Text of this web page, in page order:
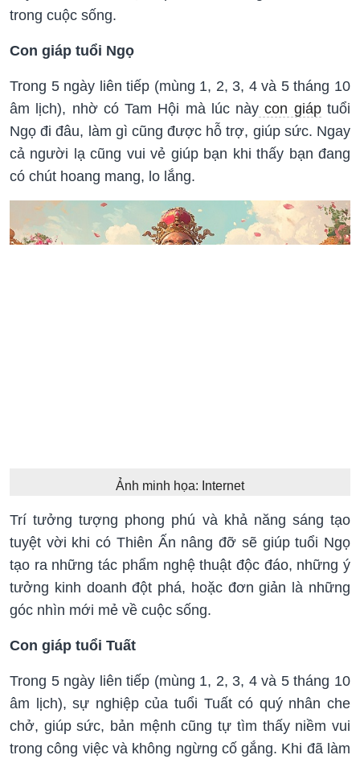
trong cuộc sống.
Con giáp tuổi Ngọ
Trong 5 ngày liên tiếp (mùng 1, 2, 3, 4 và 5 tháng 10
âm lịch), nhờ có Tam Hội mà lúc này con giáptuổi
Ngọ đi đâu, làm gì cũng được hỗ trợ, giúp sức. Ngay
cả người lạ cũng vui vẻ giúp bạn khi thấy bạn đang
có chút hoang mang, lo lắng.
Ảnh minh họa: Internet
Trí tưởng tượng phong phú và khả năng sáng tạo
tuyệt vời khi có Thiên Ấn nâng đỡ sẽ giúp tuổi Ngọ
tạo ra những tác phẩm nghệ thuật độc đáo, những ý
tưởng kinh doanh đột phá, hoặc đơn giản là những
góc nhìn mới mẻ về cuộc sống.
Con giáp tuổi Tuất
Trong 5 ngày liên tiếp (mùng 1, 2, 3, 4 và 5 tháng 10
âm lịch), sự nghiệp của tuổi Tuất có quý nhân che
chở, giúp sức, bản mệnh cũng tự tìm thấy niềm vui
trong công việc và không ngừng cố gắng. Khi đã làm